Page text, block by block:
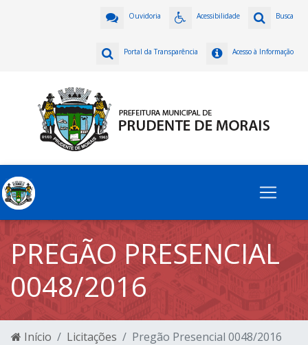
Busca
Acessibilidade
Ouvidoria
Acesso à Informação
Portal da Transparência
PREGÃO PRESENCIAL
0048/2016
Início Licitações Pregão Presencial 0048/2016